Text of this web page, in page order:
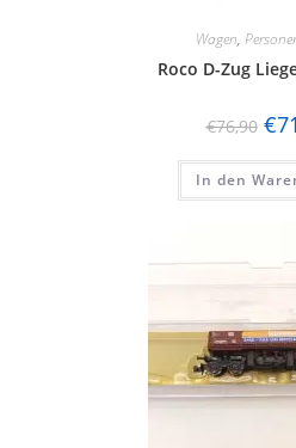
Wagen,
Roco D-Zug
€76,90 €
In den